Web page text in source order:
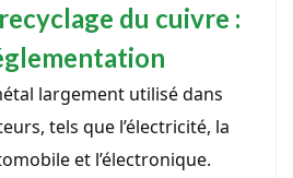
du cuivre :
largement utilisé dans
tels que l’électricité, la
et l’électronique.